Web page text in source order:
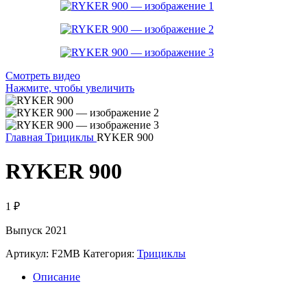
Смотреть видео
Нажмите, чтобы увеличить
Главная Трициклы RYKER 900
RYKER 900
1 ₽
Выпуск 2021
Артикул: F2MB Категория: Трициклы
Описание